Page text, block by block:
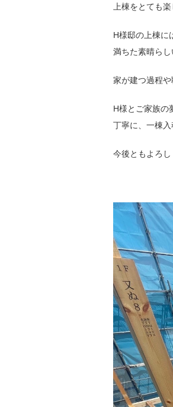
上棟をとても
H様邸の上棟に
満ちた素晴ら
家が建つ過程
H様とご家族の
丁寧に、一棟
今後ともよろ